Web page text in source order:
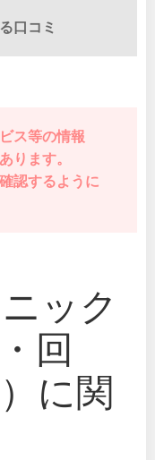
口コミ
ス等の情報
ります。
認するように
ック
回
に関